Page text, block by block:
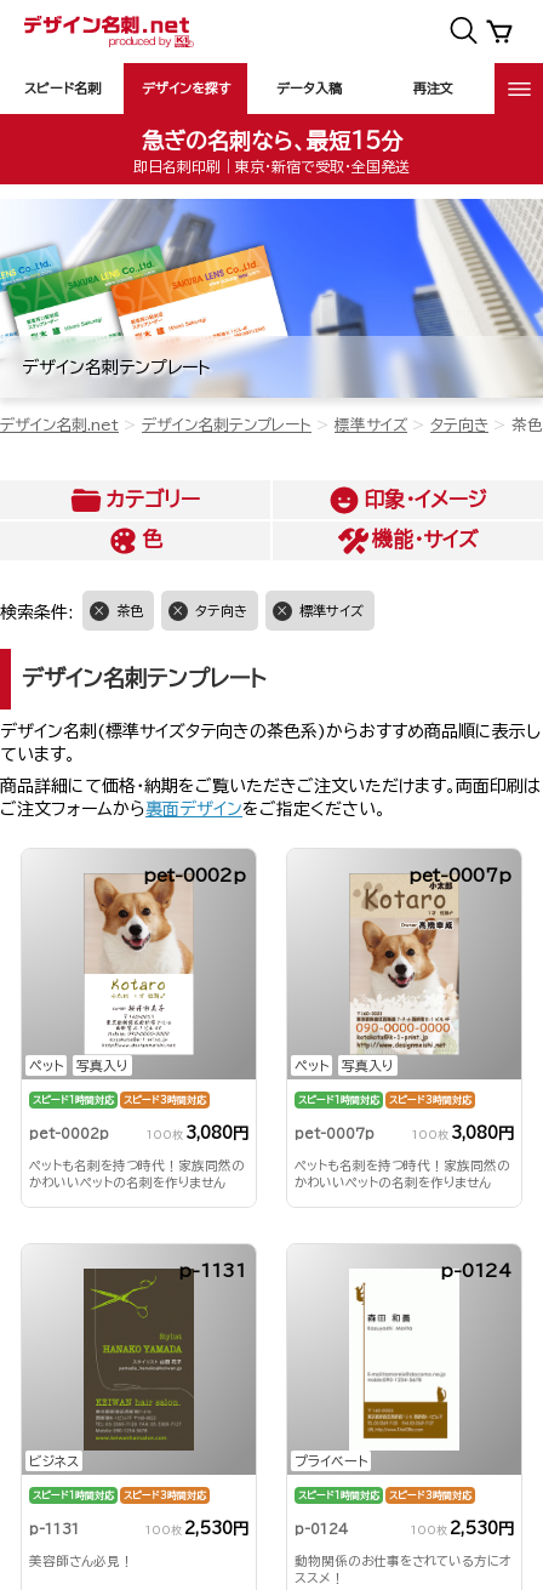
スピード名刺 デザインを探す データ入稿 再注文
急ぎの名刺なら、最短15分
即日名刺印刷｜東京・新宿で受取・全国発送
デザイン名刺テンプレート
デザイン名刺.net デザイン名刺テンプレート 標準サイズ タテ向き 茶色
カテゴリー
印象・イメージ
色
機能・サイズ
検索条件: 茶色 タテ向き 標準サイズ
デザイン名刺テンプレート
デザイン名刺(標準サイズタテ向きの茶色系)からおすすめ商品順に表示し
ています。
商品詳細にて価格・納期をご覧いただきご注文いただけます。両面印刷は
ご注文フォームから裏面デザインをご指定ください。
ペット 写真入り
pet-0002p
スピード1時間対応 スピード3時間対応
pet-0002p 100枚 3,080円
ペットも名刺を持つ時代！家族同然の
かわいいペットの名刺を作りません
ペット 写真入り
pet-0007p
スピード1時間対応 スピード3時間対応
pet-0007p 100枚 3,080円
ペットも名刺を持つ時代！家族同然の
かわいいペットの名刺を作りません
ビジネス
p-1131
スピード1時間対応 スピード3時間対応
p-1131 100枚 2,530円
美容師さん必見！
プライベート
p-0124
スピード1時間対応 スピード3時間対応
p-0124 100枚 2,530円
動物関係のお仕事をされている方にオ
ススメ！